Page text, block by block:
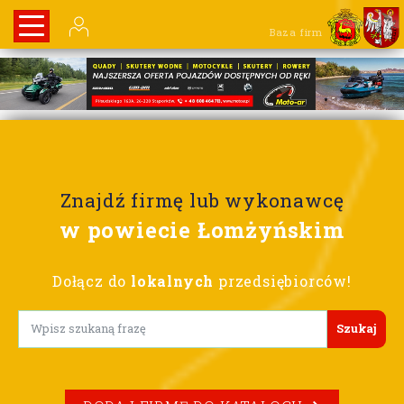
Baza firm
Znajdź firmę lub wykonawcę
w powiecie Łomżyńskim
Dołącz do lokalnych przedsiębiorców!
Lorem ipsum